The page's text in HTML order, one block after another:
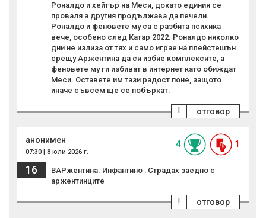
Роналдо и хейтър на Меси, докато единия се
проваля а другия продължава да печели.
Роналдо и феновете му са с разбита психика
вече, особено след Катар 2022. Роналдо няколко
дни не излиза от тях и само играе на плейстешън
срещу Аржентина да си избие комплексите, а
феновете му ги избиват в интернет като обиждат
Меси. Оставете им тази радост поне, защото
иначе съвсем ще се побъркат.
отговор
!
анонимен
07:30 | 8 юли 2026 г.
4 1
16
ВАРжентина. Инфантино : Страдах заедно с
аржентинците
отговор
!